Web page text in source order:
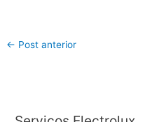
← Post anterior